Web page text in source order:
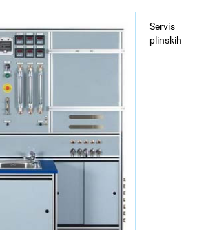
Servis
plinskih